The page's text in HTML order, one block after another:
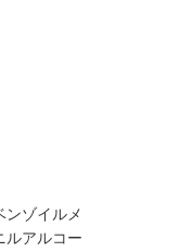
ンゾイルメ
ルアルコー